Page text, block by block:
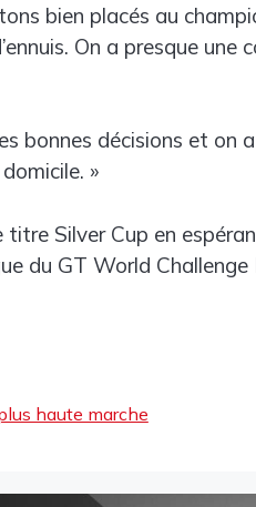
bien placés au
On a presque une
bonnes décisions et
»
Silver Cup en
du GT World
haute marche